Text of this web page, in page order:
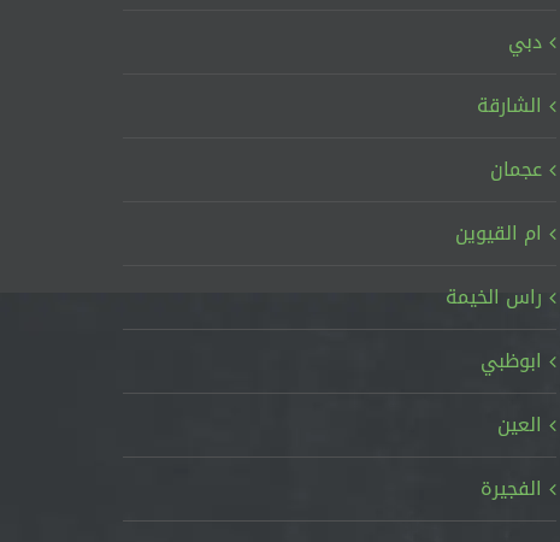
دبي
الشارقة
عجمان
ام القيوين
راس الخيمة
ابوظبي
العين
الفجيرة